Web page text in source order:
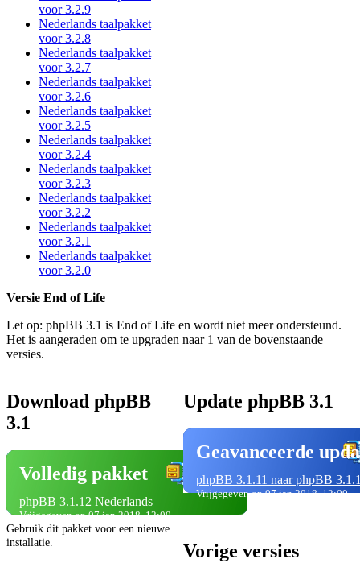
voor 3.2.9
Nederlands taalpakket
voor 3.2.8
Nederlands taalpakket
voor 3.2.7
Nederlands taalpakket
voor 3.2.6
Nederlands taalpakket
voor 3.2.5
Nederlands taalpakket
voor 3.2.4
Nederlands taalpakket
voor 3.2.3
Nederlands taalpakket
voor 3.2.2
Nederlands taalpakket
voor 3.2.1
Nederlands taalpakket
voor 3.2.0
Versie End of Life
Let op: phpBB 3.1 is End of Life en wordt niet meer ondersteund.
Het is aangeraden om te upgraden naar 1 van de bovenstaande
versies.
Download phpBB
3.1
Volledig pakket
phpBB 3.1.12 Nederlands
Vrijgegeven op 07 jan 2018, 12:00
Gebruik dit pakket voor een nieuwe
installatie.
Update phpBB 3.1
Geavanceerde
phpBB 3.1.11 naar phpBB
Vrijgegeven op 07 jan 2018, 12:00
Vorige versies